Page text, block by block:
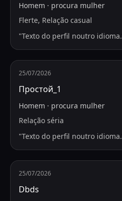
Homem · procura mulher
Flerte, Relação casual
"Texto do perfil noutro idioma.
25/07/2026
Простой_1
Homem · procura mulher
Relação séria
"Texto do perfil noutro idioma.
25/07/2026
Dbds